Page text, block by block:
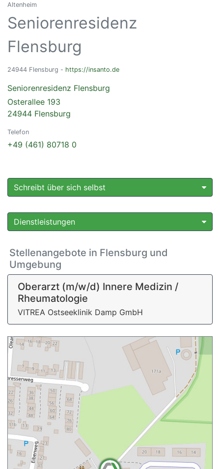
Altenheim
Seniorenresidenz
Flensburg
24944 Flensburg - https://insanto.de
Seniorenresidenz Flensburg
Osterallee 193
24944 Flensburg
Telefon
+49 (461) 80718 0
Schreibt über sich selbst
Dienstleistungen
Stellenangebote in Flensburg und
Umgebung
Oberarzt (m/w/d) Innere Medizin /
Rheumatologie
VITREA Ostseeklinik Damp GmbH